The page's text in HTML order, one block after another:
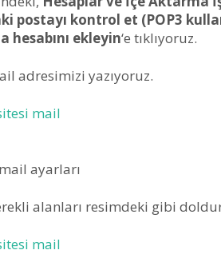
postayı kontrol et (POP3
hesabını ekleyin‘e tıklıyoruz.
adresimizi yazıyoruz.
ayarları
alanları resimdeki gibi